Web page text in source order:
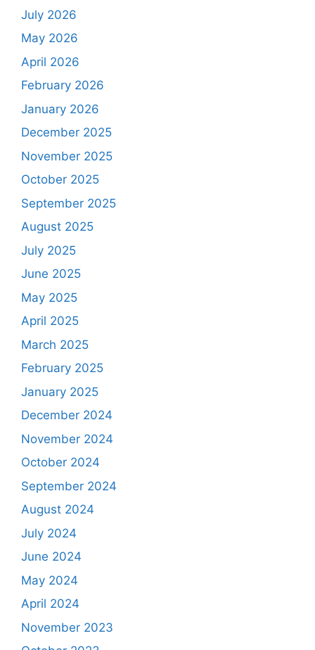
July 2026
May 2026
April 2026
February 2026
January 2026
December 2025
November 2025
October 2025
September 2025
August 2025
July 2025
June 2025
May 2025
April 2025
March 2025
February 2025
January 2025
December 2024
November 2024
October 2024
September 2024
August 2024
July 2024
June 2024
May 2024
April 2024
November 2023